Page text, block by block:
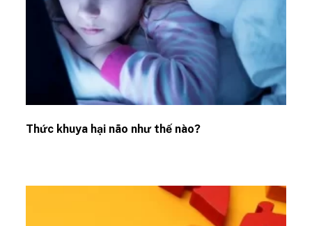
Thức khuya hại não như thế nào?